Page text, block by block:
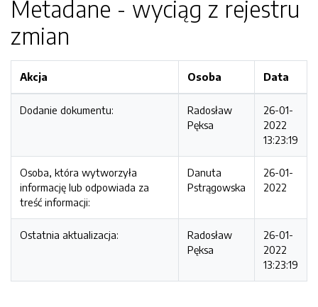
Metadane - wyciąg z rejestru
zmian
Akcja Osoba Data
Dodanie dokumentu:
Radosław
Pęksa
26-01-
2022
13:23:19
Osoba, która wytworzyła
informację lub odpowiada za
treść informacji:
Danuta
Pstrągowska
26-01-
2022
Ostatnia aktualizacja:
Radosław
Pęksa
26-01-
2022
13:23:19